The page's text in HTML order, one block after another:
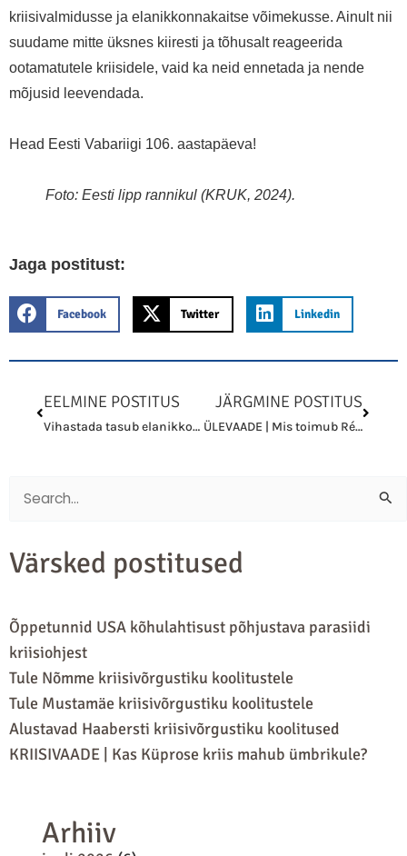
kriisivalmidusse ja elanikkonnakaitse võimekusse. Ainult nii
suudame mitte üksnes kiiresti ja tõhusalt reageerida
ootamatutele kriisidele, vaid ka neid ennetada ja nende
mõjusid leevendada.
Head Eesti Vabariigi 106. aastapäeva!
Foto: Eesti lipp rannikul (KRUK, 2024).
Jaga postitust:
Facebook Twitter Linkedin
EELMINE POSTITUS
Vihastada tasub elanikkonnakaitse seisu pärast
JÄRGMINE POSTITUS
ÜLEVAADE | Mis toimub Réunionil?
Search
Värsked postitused
Õppetunnid USA kõhulahtisust põhjustava parasiidi
kriisiohjest
Tule Nõmme kriisivõrgustiku koolitustele
Tule Mustamäe kriisivõrgustiku koolitustele
Alustavad Haabersti kriisivõrgustiku koolitused
KRIISIVAADE | Kas Küprose kriis mahub ümbrikule?
Arhiiv